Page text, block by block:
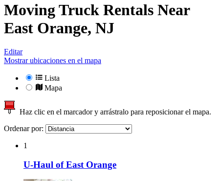
Moving Truck Rentals Near
East Orange, NJ
Editar
Mostrar ubicaciones en el mapa
Lista
Mapa
Haz clic en el marcador y arrástralo para reposicionar el mapa.
Ordenar por:
1
U-Haul of East Orange